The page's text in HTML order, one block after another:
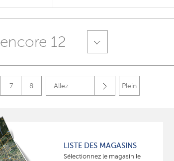
encore 12
7 8 Allez Plein
LISTE DES MAGASINS
Sélectionnez le magasin le